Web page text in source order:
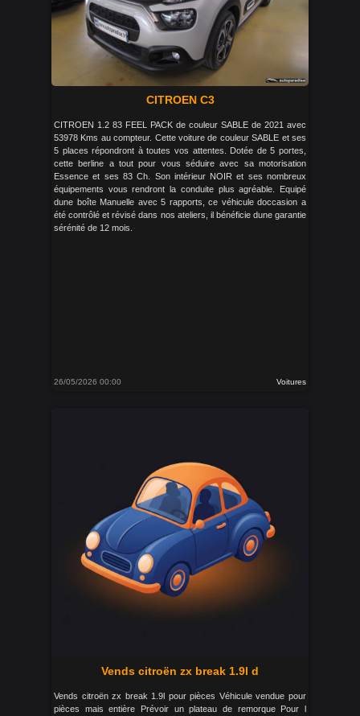
CITROEN C3
CITROEN 1.2 83 FEEL PACK de couleur SABLE de 2021 avec
53978 Kms au compteur. Cette voiture de couleur SABLE et ses
5 places répondront à toutes vos attentes. Dotée de 5 portes,
cette berline a tout pour vous séduire avec sa motorisation
Essence et ses 83 Ch. Son intérieur NOIR et ses nombreux
équipements vous rendront la conduite plus agréable. Equipé
dune boîte Manuelle avec 5 rapports, ce véhicule doccasion a
été contrôlé et révisé dans nos ateliers, il bénéficie dune garantie
sérénité de 12 mois.
26/05/2026 00:00 Voitures
Vends citroën zx break 1.9l d
Vends citroën zx break 1.9l pour pièces Véhicule vendue pour
pièces mais entière Prévoir un plateau de remorque Pour l